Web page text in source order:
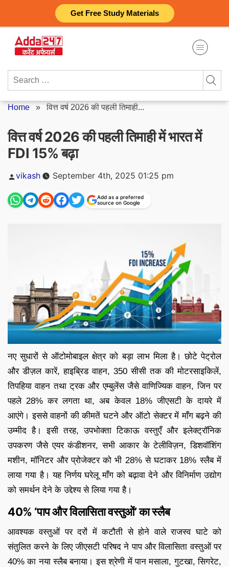
Get Free Study Materials
content
Search
Home »वित्त वर्ष 2026 की पहली तिमाही...
वित्त वर्ष 2026 की पहली तिमाही में भारत में
FDI 15% बढ़ा
Posted
vikash September 4th, 2025 01:25 pm
Add as a preferred
source on Google
नए सुधारों से ऑटोमोबाइल क्षेत्र को बड़ा लाभ मिला है। छोटे पेट्रोल
और डीज़ल कारें, हाइब्रिड वाहन, 350 सीसी तक की मोटरसाइकिलें,
तिपहिया वाहन तथा ट्रक और एम्बुलेंस जैसे वाणिज्यिक वाहन, जिन पर
पहले 28% कर लगता था, अब केवल 18% जीएसटी के दायरे में
आएंगे। इससे वाहनों की कीमतें घटने और ऑटो सेक्टर में माँग बढ़ने की
उम्मीद है। इसी तरह, उपभोक्ता टिकाऊ वस्तुएँ और इलेक्ट्रॉनिक
उपकरण जैसे एयर कंडीशनर, सभी आकार के टेलीविज़न, डिशवॉशिंग
मशीन, मॉनिटर और प्रोजेक्टर को भी 28% से घटाकर 18% स्लैब में
लाया गया है। यह निर्णय घरेलू माँग को बढ़ावा देने और विनिर्माण उद्योग
को समर्थन देने के उद्देश्य से लिया गया है।
40% ‘पाप और विलासिता वस्तुओं’ का स्लैब
आवश्यक वस्तुओं पर दरों में कटौती से होने वाले राजस्व घाटे को
संतुलित करने के लिए जीएसटी परिषद ने पाप और विलासिता वस्तुओं पर
40% का नया स्लैब बनाया। इस श्रेणी में पान मसाला, गुटखा, सिगरेट,